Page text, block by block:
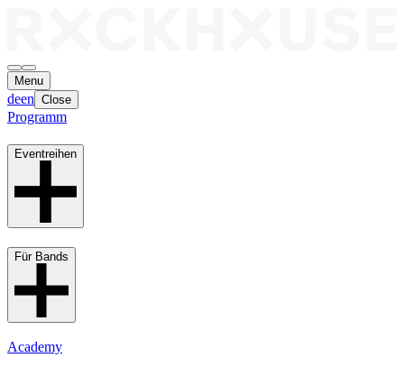
Menu
deen Close
Programm
Eventreihen
Für Bands
Academy